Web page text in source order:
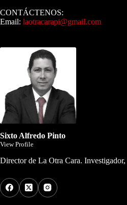
CONTÁCTENOS:
Email: laotracarapi@gmail.com
Sixto Alfredo Pinto
View Profile
Director de La Otra Cara.